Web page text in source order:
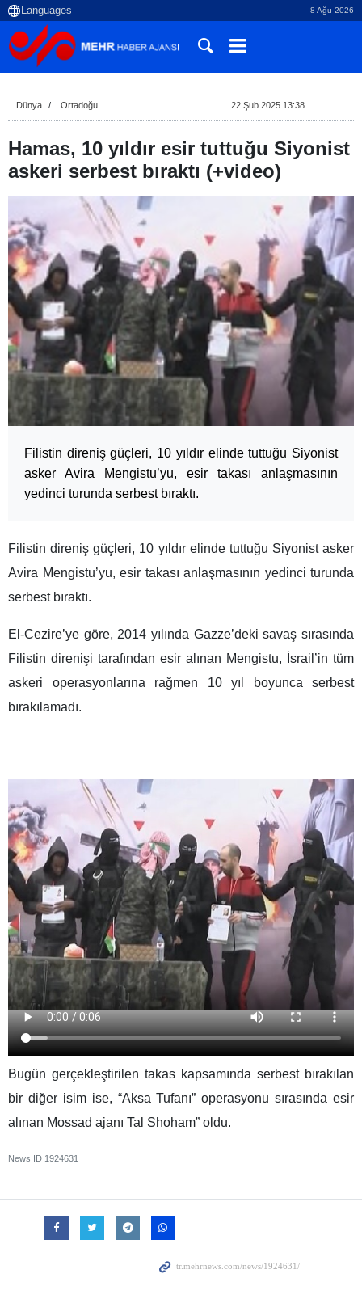
8 Ağu 2026
Dünya Ortadoğu 22 Şub 2025 13:38
Hamas, 10 yıldır esir tuttuğu Siyonist
askeri serbest bıraktı (+video)
Filistin direniş güçleri, 10 yıldır elinde tuttuğu Siyonist
asker Avira Mengistu’yu, esir takası anlaşmasının
yedinci turunda serbest bıraktı.
Filistin direniş güçleri, 10 yıldır elinde tuttuğu Siyonist asker
Avira Mengistu’yu, esir takası anlaşmasının yedinci turunda
serbest bıraktı.
El-Cezire’ye göre, 2014 yılında Gazze’deki savaş sırasında
Filistin direnişi tarafından esir alınan Mengistu, İsrail’in tüm
askeri operasyonlarına rağmen 10 yıl boyunca serbest
bırakılamadı.
Bugün gerçekleştirilen takas kapsamında serbest bırakılan
bir diğer isim ise, “Aksa Tufanı” operasyonu sırasında esir
alınan Mossad ajanı Tal Shoham” oldu.
News ID 1924631